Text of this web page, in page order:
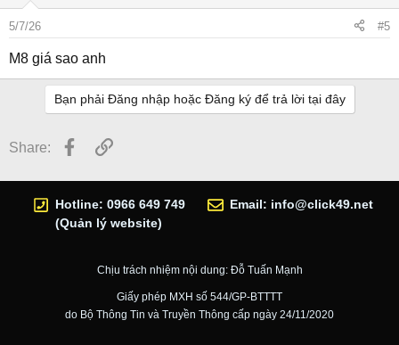
5/7/26 #5
M8 giá sao anh
Bạn phải Đăng nhập hoặc Đăng ký để trả lời tại đây
Share: Facebook
Link
Hotline: 0966 649 749
(Quản lý website)
Email: info@click49.net
Chịu trách nhiệm nội dung: Đỗ Tuấn Mạnh
Giấy phép MXH số 544/GP-BTTTT
do Bộ Thông Tin và Truyền Thông cấp ngày 24/11/2020